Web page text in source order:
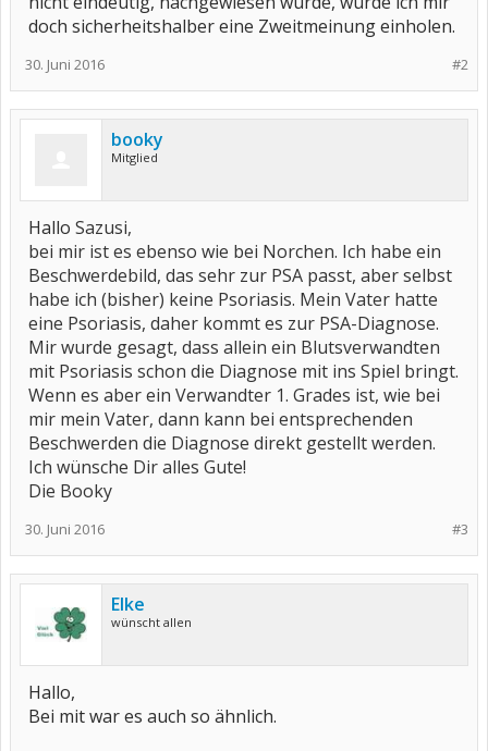
doch sicherheitshalber eine Zweitmeinung einholen.
#2
30. Juni 2016
booky
Mitglied
Hallo Sazusi,
bei mir ist es ebenso wie bei Norchen. Ich habe ein
Beschwerdebild, das sehr zur PSA passt, aber selbst
habe ich (bisher) keine Psoriasis. Mein Vater hatte
eine Psoriasis, daher kommt es zur PSA-Diagnose.
Mir wurde gesagt, dass allein ein Blutsverwandten
mit Psoriasis schon die Diagnose mit ins Spiel bringt.
Wenn es aber ein Verwandter 1. Grades ist, wie bei
mir mein Vater, dann kann bei entsprechenden
Beschwerden die Diagnose direkt gestellt werden.
Ich wünsche Dir alles Gute!
Die Booky
#3
30. Juni 2016
Elke
wünscht allen
Hallo,
Bei mit war es auch so ähnlich.